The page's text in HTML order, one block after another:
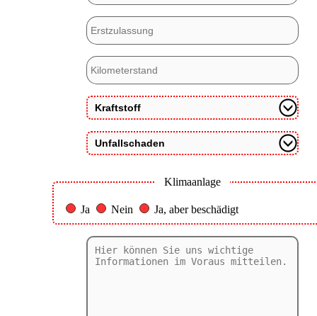
Klimaanlage
Ja Nein Ja, aber beschädigt